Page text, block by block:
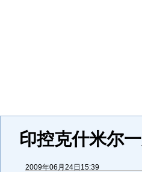
印控克什米尔
2009年06月24日15:39